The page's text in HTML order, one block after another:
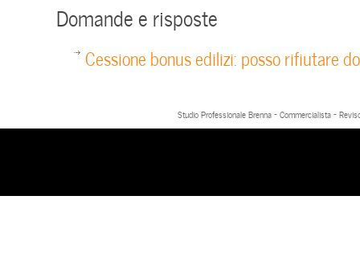
Domande e risposte
Cessione bonus edilizi: posso rifiutare
Studio Professionale Brenna - Commercialista -